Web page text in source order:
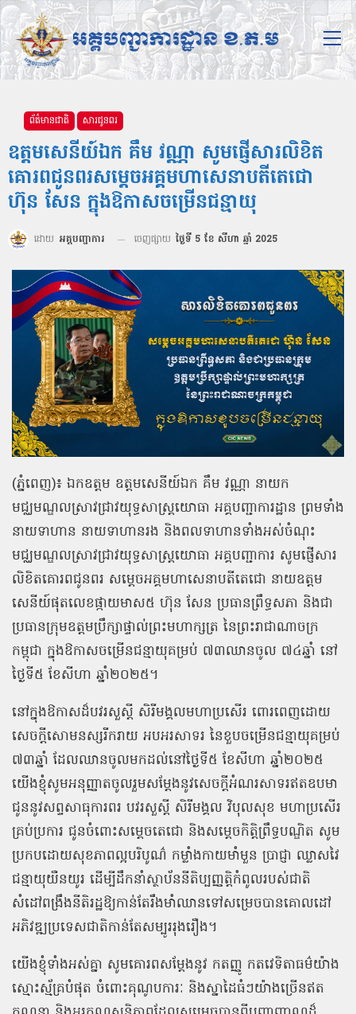
ព័ត៌មានជាតិ សារជូនពរ
ឧត្តមសេនីយ៍ឯក គឹម វណ្ណា សូមផ្ញើសារលិខិត
គោរពជូនពរសម្តេចអគ្គមហាសេនាបតីតេជោ
ហ៊ុន សែន ក្នុងឱកាសចម្រើនជន្មាយុ
ដោយ អគ្គបញ្ជាការ ចេញផ្សាយ ថ្ងៃទី 5 ខែ សីហា ឆ្នាំ 2025
(ភ្នំពេញ)៖ ឯកឧត្តម ឧត្តមសេនីយ៍ឯក គឹម វណ្ណា នាយក
មជ្ឈមណ្ឌលស្រាវជ្រាវយុទ្ធសាស្ត្រយោធា អគ្គបញ្ជាការដ្ឋាន ព្រមទាំង
នាយទាហាន នាយទាហានរង និងពលទាហានទាំងអស់ចំណុះ
មជ្ឈមណ្ឌលស្រាវជ្រាវយុទ្ធសាស្ត្រយោធា អគ្គបញ្ជាការ សូមផ្ញើសារ
លិខិតគោរពជូនពរ សម្តេចអគ្គមហាសេនាបតីតេជោ នាយឧត្តម
សេនីយ៍ផុតលេខផ្កាយមាស៥ ហ៊ុន សែន ប្រធានព្រឹទ្ធសភា និងជា
ប្រធានក្រុមឧត្តមប្រឹក្សាផ្ទាល់ព្រះមហាក្សត្រ នៃព្រះរាជាណាចក្រ
កម្ពុជា ក្នុងឱកាសចម្រើនជន្មាយុគម្រប់ ៧៣ឈានចូល ៧៤ឆ្នាំ នៅ
ថ្ងៃទី៥ ខែសីហា ឆ្នាំ២០២៥។
នៅក្នុងឱកាសដ៏បវរសួស្តី សិរីមង្គលមហាប្រសើរ ពោរពេញដោយ
សេចក្តីសោមនស្សរីករាយ អបអរសាទរ នៃខួបចម្រើនជន្មាយុគម្រប់
៧៣ឆ្នាំ ដែលឈានចូលមកដល់នៅថ្ងៃទី៥ ខែសីហា ឆ្នាំ២០២៥
យើងខ្ញុំសូមអនុញ្ញាតចូលរួមសម្តែងនូវសេចក្តីអំណរសាទរឥតឧបមា
ជូននូវសព្ទសាធុការពរ បវរសួស្តី សិរីមង្គល វិបុលសុខ មហាប្រសើរ
គ្រប់ប្រការ ជូនចំពោះសម្តេចតេជោ និងសម្តេចកិត្តិព្រឹទ្ធបណ្ឌិត សូម
ប្រកបដោយសុខភាពល្អបរិបូណ៌ កម្លាំងកាយមាំមួន ប្រាជ្ញា ឈ្លាសវៃ
ជន្មាយុយឺនយូរ ដើម្បីដឹកនាំស្ថាប័ននីតិប្បញ្ញត្តិកំពូលរបស់ជាតិ
សំដៅពង្រឹងនីតិរដ្ឋឱ្យកាន់តែរឹងមាំឈានទៅសម្រេចបានគោលដៅ
អភិវឌ្ឍប្រទេសជាតិកាន់តែសម្បូររុងរឿង។
យើងខ្ញុំទាំងអស់គ្នា សូមគោរពសម្តែងនូវ កតញ្ញូ កតវេទិតាធម៌យ៉ាង
ស្មោះស្ម័គ្របំផុត ចំពោះគុណូបការៈ និងស្នាដៃធំៗយ៉ាងច្រើនឥត